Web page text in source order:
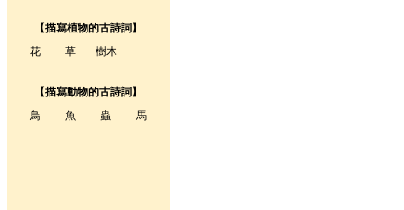
【描寫植物的古詩詞】
花
草 樹木
【描寫動物的古詩詞】
鳥
魚 蟲 馬